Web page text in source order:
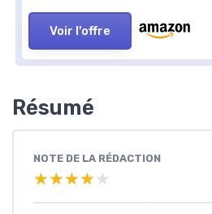
Voir l'offre
Résumé
NOTE DE LA RÉDACTION
★★★★★
★★★★★